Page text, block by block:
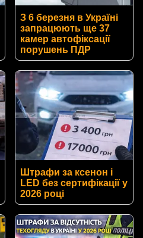
З 6 березня в Україні
запрацюють ще 37
камер автофіксації
порушень ПДР
Штрафи за ксенон і
LED без сертифікації у
2026 році